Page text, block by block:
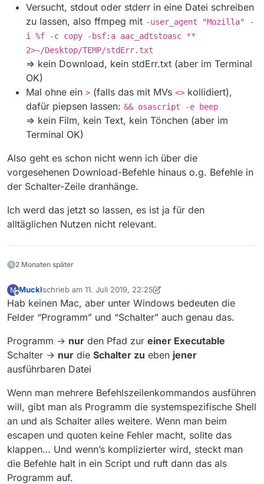
Versucht, stdout oder stderr in eine Datei schreiben
zu lassen, also ffmpeg mit -user_agent "Mozilla" -
i %f -c copy -bsf:a aac_adtstoasc **
2>~/Desktop/TEMP/stdErr.txt
=> kein Download, kein stdErr.txt (aber im Terminal
OK)
Mal ohne ein > (falls das mit MVs <> kollidiert),
dafür piepsen lassen: && osascript -e beep
=> kein Film, kein Text, kein Tönchen (aber im
Terminal OK)
Also geht es schon nicht wenn ich über die
vorgesehenen Download-Befehle hinaus o.g. Befehle in
der Schalter-Zeile dranhänge.
Ich werd das jetzt so lassen, es ist ja für den
alltäglichen Nutzen nicht relevant.
2 Monaten später
M
Offline
Mucklschrieb am 11. Juli 2019, 22:25
zuletzt editiert von Muckl7. Dez. 2019, 00:29
Hab keinen Mac, aber unter Windows bedeuten die
Felder “Programm” und “Schalter” auch genau das.
Programm → nur den Pfad zur einer Executable
Schalter → nur die Schalter zu eben jener
ausführbaren Datei
Wenn man mehrere Befehlszeilenkommandos ausführen
will, gibt man als Programm die systemspezifische Shell
an und als Schalter alles weitere. Wenn man beim
escapen und quoten keine Fehler macht, sollte das
klappen… Und wenn’s komplizierter wird, steckt man
die Befehle halt in ein Script und ruft dann das als
Programm auf.